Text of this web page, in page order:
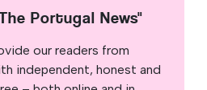
Portugal News"
our readers from
independent, honest and